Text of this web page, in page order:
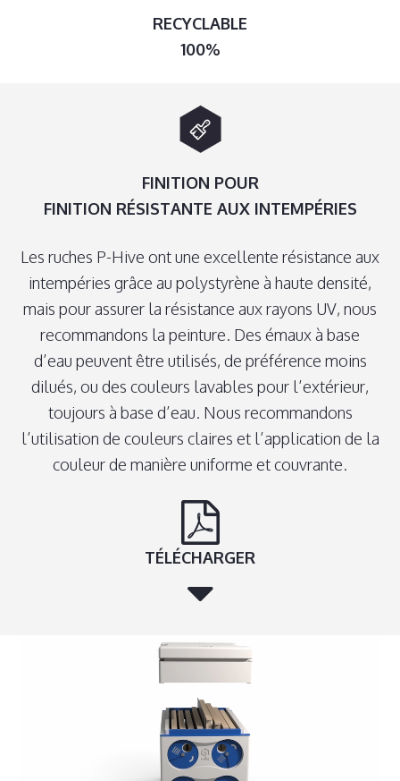
RECYCLABLE
100%
FINITION POUR
FINITION RÉSISTANTE AUX INTEMPÉRIES
Les ruches P-Hive ont une excellente résistance aux
intempéries grâce au polystyrène à haute densité,
mais pour assurer la résistance aux rayons UV, nous
recommandons la peinture. Des émaux à base
d’eau peuvent être utilisés, de préférence moins
dilués, ou des couleurs lavables pour l’extérieur,
toujours à base d’eau. Nous recommandons
l’utilisation de couleurs claires et l’application de la
couleur de manière uniforme et couvrante.
TÉLÉCHARGER